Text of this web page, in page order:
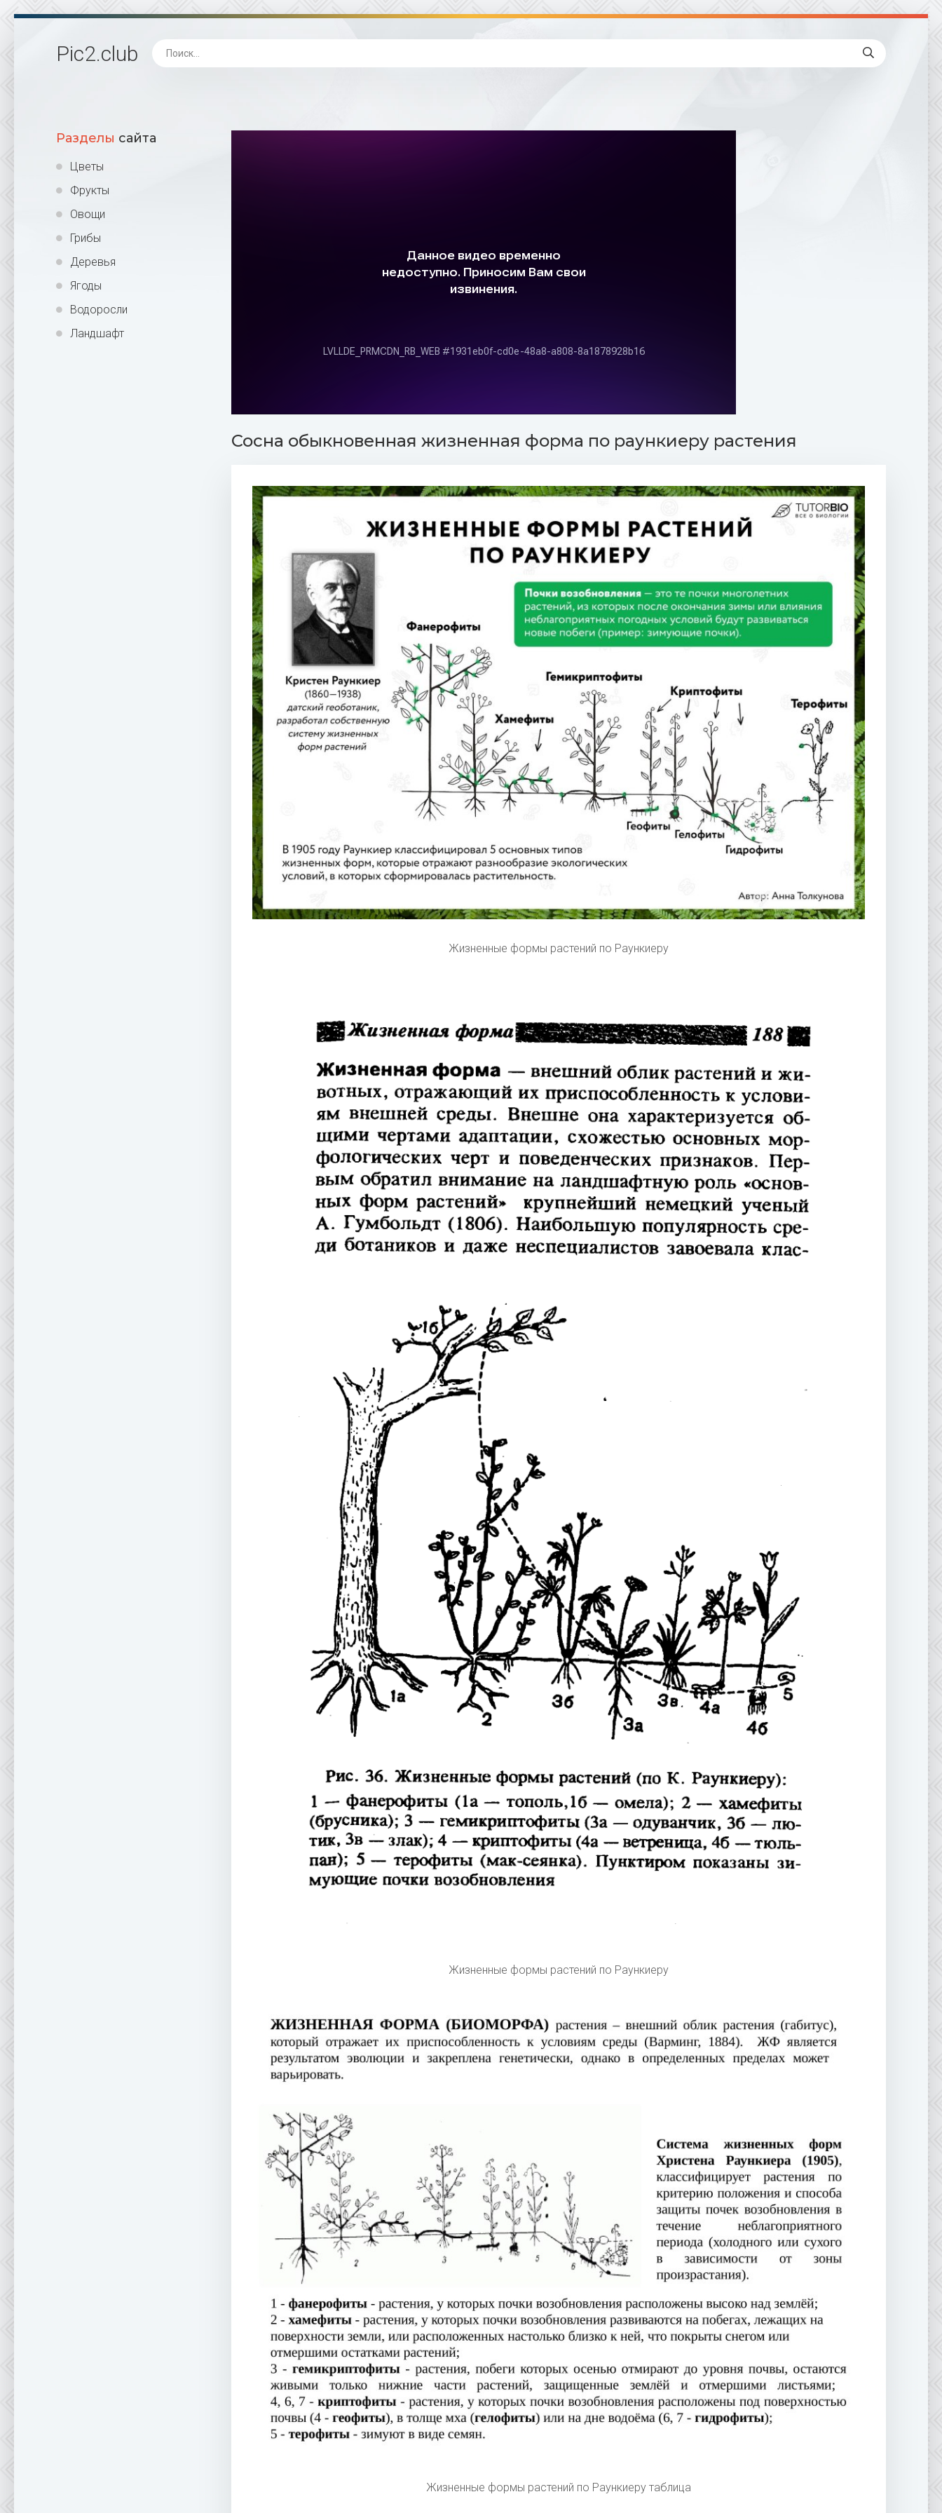
Pic2.club
Разделы сайта
Цветы
Фрукты
Овощи
Грибы
Деревья
Ягоды
Водоросли
Ландшафт
Сосна обыкновенная жизненная форма по раункиеру растения
Жизненные формы растений по Раункиеру
Жизненные формы растений по Раункиеру
Жизненные формы растений по Раункиеру таблица